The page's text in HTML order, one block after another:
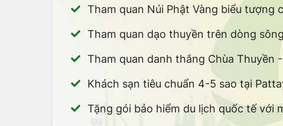
Tham quan Núi Phật Vàng biểu tượng
Tham quan dạo thuyền trên dòng
Tham quan danh thắng Chùa Thuyền
Khách sạn tiêu chuẩn 4-5 sao tại
Tặng gói bảo hiểm du lịch quốc tế với